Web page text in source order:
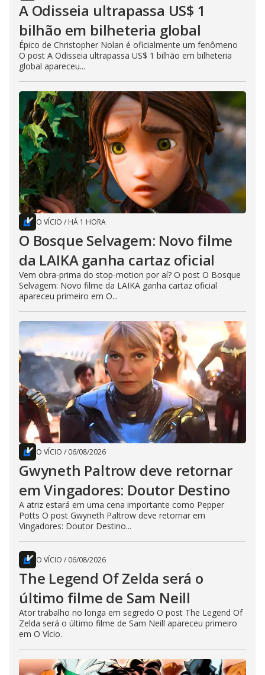
A Odisseia ultrapassa US$ 1
bilhão em bilheteria global
Épico de Christopher Nolan é oficialmente um fenômeno
O post A Odisseia ultrapassa US$ 1 bilhão em bilheteria
global apareceu...
O VÍCIO / HÁ 1 HORA
O Bosque Selvagem: Novo filme
da LAIKA ganha cartaz oficial
Vem obra-prima do stop-motion por aí? O post O Bosque
Selvagem: Novo filme da LAIKA ganha cartaz oficial
apareceu primeiro em O...
O VÍCIO / 06/08/2026
Gwyneth Paltrow deve retornar
em Vingadores: Doutor Destino
A atriz estará em uma cena importante como Pepper
Potts O post Gwyneth Paltrow deve retornar em
Vingadores: Doutor Destino...
O VÍCIO / 06/08/2026
The Legend Of Zelda será o
último filme de Sam Neill
Ator trabalho no longa em segredo O post The Legend Of
Zelda será o último filme de Sam Neill apareceu primeiro
em O Vício.